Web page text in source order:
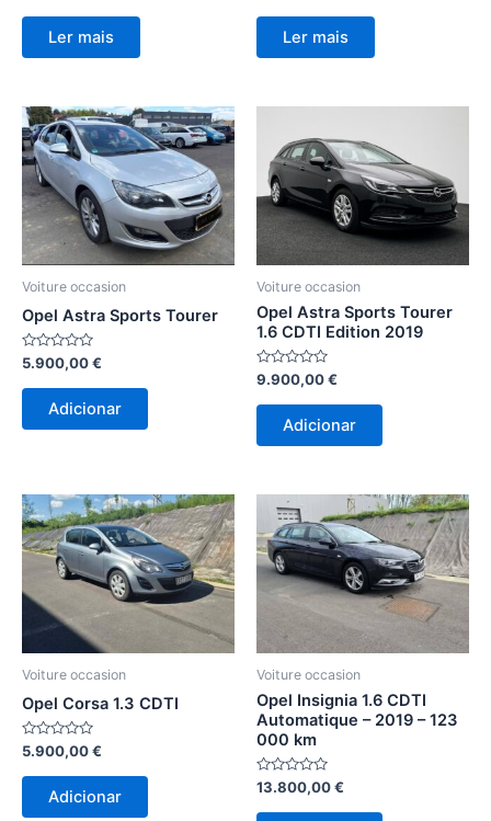
de
Ler mais
de
Ler mais
Voiture occasion
Opel Astra Sports Tourer
Avaliação
de
5.900,00€
Adicionar
Voiture occasion
Opel Astra Sports Tourer
1.6 CDTI Edition 2019
Avaliação
de
9.900,00€
Adicionar
Voiture occasion
Opel Corsa 1.3 CDTI
Avaliação
de
5.900,00€
Adicionar
Voiture occasion
Opel Insignia 1.6 CDTI
Automatique – 2019 – 123
000 km
Avaliação
de
13.800,00€